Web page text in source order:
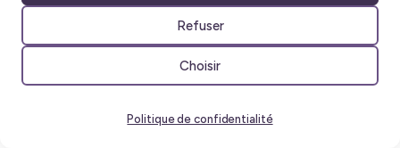
Refuser
Choisir
Politique de confidentialité
7 oct 2016 Escapades en Suisse